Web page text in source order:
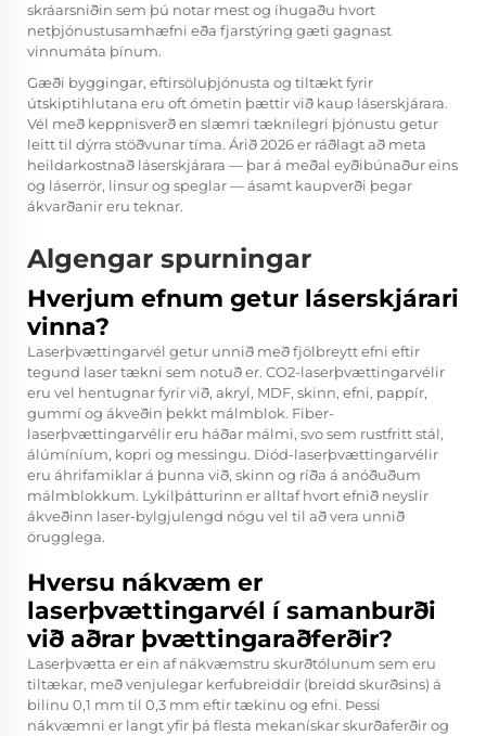
skráarsniðin sem þú notar mest og íhugaðu hvort
netþjónustusamhæfni eða fjarstýring gæti gagnast
vinnumáta þínum.
Gæði byggingar, eftirsöluþjónusta og tiltækt fyrir
útskiptihlutana eru oft ómetin þættir við kaup láserskjárara.
Vél með keppnisverð en slæmri tæknilegri þjónustu getur
leitt til dýrra stöðvunar tíma. Árið 2026 er ráðlagt að meta
heildarkostnað láserskjárara — þar á meðal eyðibúnaður eins
og láserrör, linsur og speglar — ásamt kaupverði þegar
ákvarðanir eru teknar.
Algengar spurningar
Hverjum efnum getur láserskjárari
vinna?
Laserþvættingarvél getur unnið með fjölbreytt efni eftir
tegund laser tækni sem notuð er. CO2-laserþvættingarvélir
eru vel hentugnar fyrir við, akryl, MDF, skinn, efni, pappír,
gummí og ákveðin þekkt málmblok. Fiber-
laserþvættingarvélir eru háðar málmi, svo sem rustfritt stál,
álúmíníum, kopri og messingu. Diód-laserþvættingarvélir
eru áhrifamiklar á þunna við, skinn og ríða á anóðuðum
málmblokkum. Lykilþátturinn er alltaf hvort efnið neyslir
ákveðinn laser-bylgjulengd nógu vel til að vera unnið
örugglega.
Hversu nákvæm er
laserþvættingarvél í samanburði
við aðrar þvættingaraðferðir?
Laserþvætta er ein af nákvæmstru skurðtólunum sem eru
tiltækar, með venjulegar kerfubreiddir (breidd skurðsins) á
bilinu 0,1 mm til 0,3 mm eftir tækinu og efni. Þessi
nákvæmni er langt yfir þá flesta mekanískar skurðaferðir og